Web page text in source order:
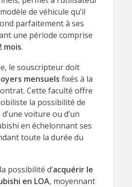
de véhicule qu’il
parfaitement à ses
une période comprise
mois.
le souscripteur doit
mensuels fixés à la
Cette faculté offre
la possibilité de
voiture ou d’un
en échelonnant ses
toute la durée du
possibilité d’acquérir le
en LOA, moyennant